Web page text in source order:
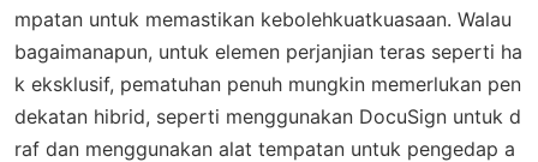
mpatan untuk memastikan kebolehkuatkuasaan. Walau
bagaimanapun, untuk elemen perjanjian teras seperti ha
k eksklusif, pematuhan penuh mungkin memerlukan pen
dekatan hibrid, seperti menggunakan DocuSign untuk d
raf dan menggunakan alat tempatan untuk pengedap a